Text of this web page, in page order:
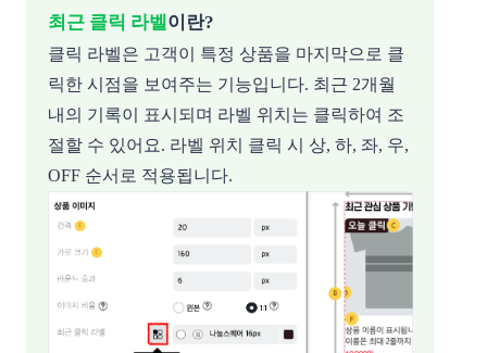
최근 클릭 라벨이란?
클릭 라벨은 고객이 특정 상품을 마지막으로 클
릭한 시점을 보여주는 기능입니다. 최근 2개월
내의 기록이 표시되며 라벨 위치는 클릭하여 조
절할 수 있어요. 라벨 위치 클릭 시 상, 하, 좌, 우,
OFF 순서로 적용됩니다.